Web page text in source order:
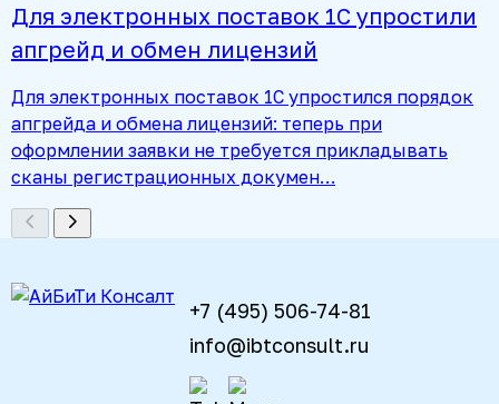
Для электронных поставок 1С упростили
апгрейд и обмен лицензий
Для электронных поставок 1С упростился порядок
апгрейда и обмена лицензий: теперь при
оформлении заявки не требуется прикладывать
сканы регистрационных докумен…
+7 (495) 506-74-81
info@ibtconsult.ru